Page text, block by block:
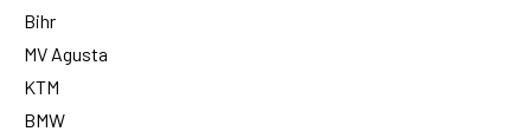
Bihr
MV Agusta
KTM
BMW